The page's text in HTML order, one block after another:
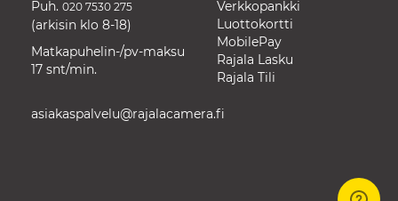
Verkkopankki
Luottokortti
MobilePay
Rajala Lasku
Rajala Tili
Puh. 020 7530 275
(arkisin klo 8-18)
Matkapuhelin-/pv-maksu
17 snt/min.
asiakaspalvelu@rajalacamera.fi